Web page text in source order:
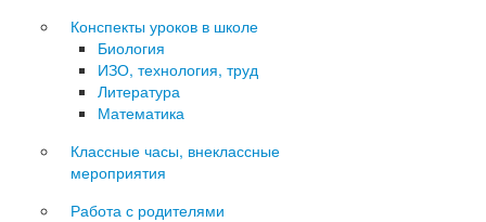
Конспекты уроков в школе
Биология
ИЗО, технология, труд
Литература
Математика
Классные часы, внеклассные
мероприятия
Работа с родителями